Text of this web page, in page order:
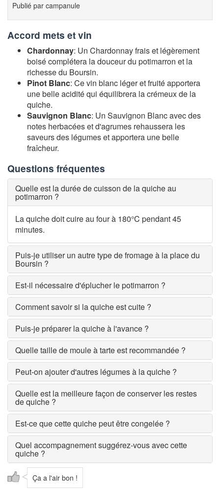
Publié par campanule
Accord mets et vin
Chardonnay: Un Chardonnay frais et légèrement
boisé complétera la douceur du potimarron et la
richesse du Boursin.
Pinot Blanc: Ce vin blanc léger et fruité apportera
une belle acidité qui équilibrera la crémeux de la
quiche.
Sauvignon Blanc: Un Sauvignon Blanc avec des
notes herbacées et d'agrumes rehaussera les
saveurs des légumes et apportera une belle
fraîcheur.
Questions fréquentes
Quelle est la durée de cuisson de la quiche au
potimarron ?
La quiche doit cuire au four à 180°C pendant 45
minutes.
Puis-je utiliser un autre type de fromage à la place du
Boursin ?
Est-il nécessaire d'éplucher le potimarron ?
Comment savoir si la quiche est cuite ?
Puis-je préparer la quiche à l'avance ?
Quelle taille de moule à tarte est recommandée ?
Peut-on ajouter d'autres légumes à la quiche ?
Quelle est la meilleure façon de conserver les restes
de quiche ?
Est-ce que cette quiche peut être congelée ?
Quel accompagnement suggérez-vous avec cette
quiche ?
Ça a l'air bon !